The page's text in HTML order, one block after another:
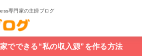
専門家の主婦ブログ
でできる“私の収入源”を作る方法